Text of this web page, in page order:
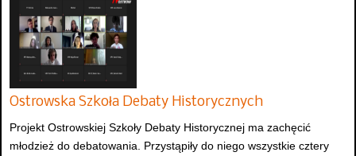
Ostrowska Szkoła Debaty Historycznych
Projekt Ostrowskiej Szkoły Debaty Historycznej ma zachęcić
młodzież do debatowania. Przystąpiły do niego wszystkie cztery